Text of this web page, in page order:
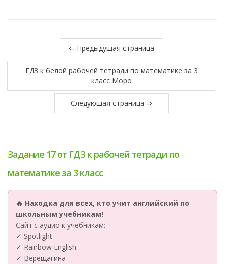
⇐ Предыдущая страница
ГДЗ к белой рабочей тетради по математике за 3
класс Моро
Следующая страница ⇒
Задание 17 от ГДЗ к рабочей тетради по
математике за 3 класс
🔥 Находка для всех, кто учит английский по
школьным учебникам!
Сайт с аудио к учебникам:
✓ Spotlight
✓ Rainbow English
✓ Верещагина